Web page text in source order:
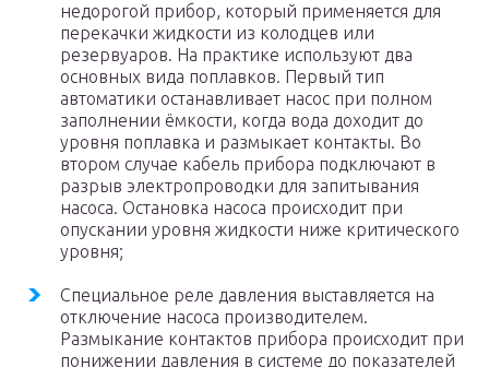
недорогой прибор, который применяется для
перекачки жидкости из колодцев или
резервуаров. На практике используют два
основных вида поплавков. Первый тип
автоматики останавливает насос при полном
заполнении ёмкости, когда вода доходит до
уровня поплавка и размыкает контакты. Во
втором случае кабель прибора подключают в
разрыв электропроводки для запитывания
насоса. Остановка насоса происходит при
опускании уровня жидкости ниже критического
уровня;
Специальное реле давления выставляется на
отключение насоса производителем.
Размыкание контактов прибора происходит при
понижении давления в системе до показателей